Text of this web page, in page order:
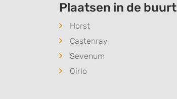
Plaatsen in de buurt
Horst
Castenray
Sevenum
Oirlo